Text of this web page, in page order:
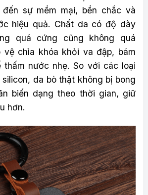
sự mềm mại, bền chắc và
hiệu quả. Chất da có độ dày
quá cứng cũng không quá
vệ chìa khóa khỏi va đập, bám
thấm nước nhẹ. So với các loại
da bò thật không bị bong
biến dạng theo thời gian, giữ
hơn.